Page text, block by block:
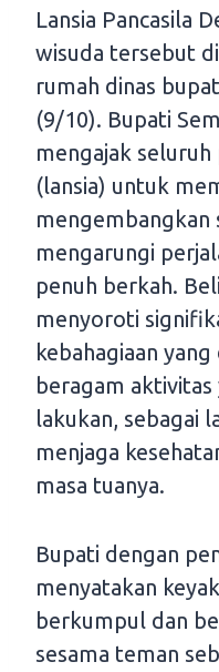
Lansia Pancasila
wisuda tersebut
rumah dinas
(9/10). Bupati
mengajak
(lansia) untuk
mengembangkan
mengarungi
penuh berkah.
menyoroti
kebahagiaan
beragam
lakukan, sebagai
menjaga
masa tuanya.
Bupati dengan
menyatakan
berkumpul dan
sesama teman